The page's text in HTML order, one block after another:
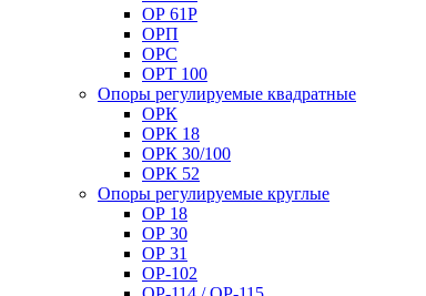
ОР 61Р
ОРП
ОРС
ОРТ 100
Опоры регулируемые квадратные
ОРК
ОРК 18
ОРК 30/100
ОРК 52
Опоры регулируемые круглые
ОР 18
ОР 30
ОР 31
ОР-102